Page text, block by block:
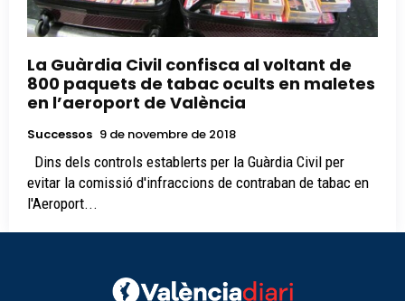
La Guàrdia Civil confisca al voltant de
800 paquets de tabac ocults en maletes
en l’aeroport de València
Successos 9 de novembre de 2018
evitar la comissió d'infraccions de contraban de tabac en
l'Aeroport...